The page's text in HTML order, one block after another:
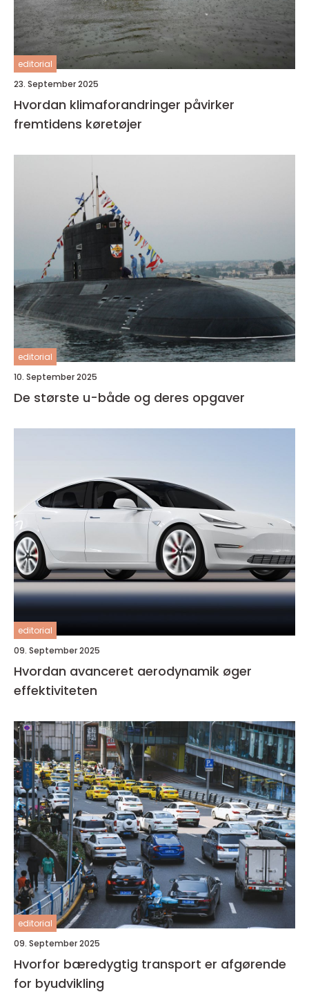
editorial
23. September 2025
Hvordan klimaforandringer påvirker
fremtidens køretøjer
editorial
10. September 2025
De største u-både og deres opgaver
editorial
09. September 2025
Hvordan avanceret aerodynamik øger
effektiviteten
editorial
09. September 2025
Hvorfor bæredygtig transport er afgørende
for byudvikling